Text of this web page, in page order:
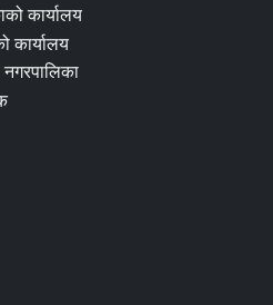
कार्यालय
कार्यालय
नगरपालिका